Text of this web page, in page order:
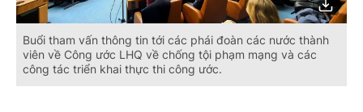
Buổi tham vấn thông tin tới các phái đoàn các nước thành
viên về Công ước LHQ về chống tội phạm mạng và các
công tác triển khai thực thi công ước.